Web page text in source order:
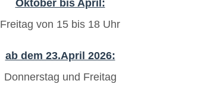
Oktober bis April:
Freitag von 15 bis 18 Uhr
ab dem 23.April 2026:
Donnerstag und Freitag